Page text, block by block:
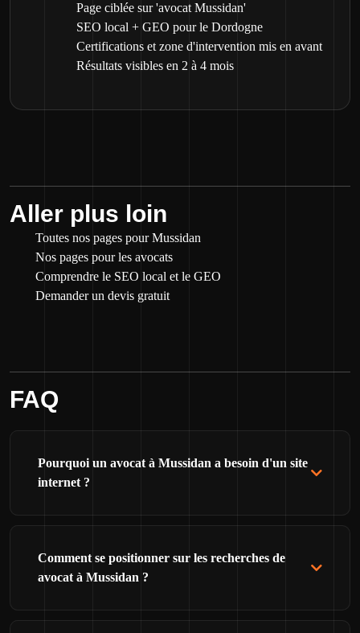
Page ciblée sur 'avocat Mussidan'
SEO local + GEO pour le Dordogne
Certifications et zone d'intervention mis en avant
Résultats visibles en 2 à 4 mois
Aller plus loin
Toutes nos pages pour Mussidan
Nos pages pour les avocats
Comprendre le SEO local et le GEO
Demander un devis gratuit
FAQ
Pourquoi un avocat à Mussidan a besoin d'un site
internet ?
Comment se positionner sur les recherches de
avocat à Mussidan ?